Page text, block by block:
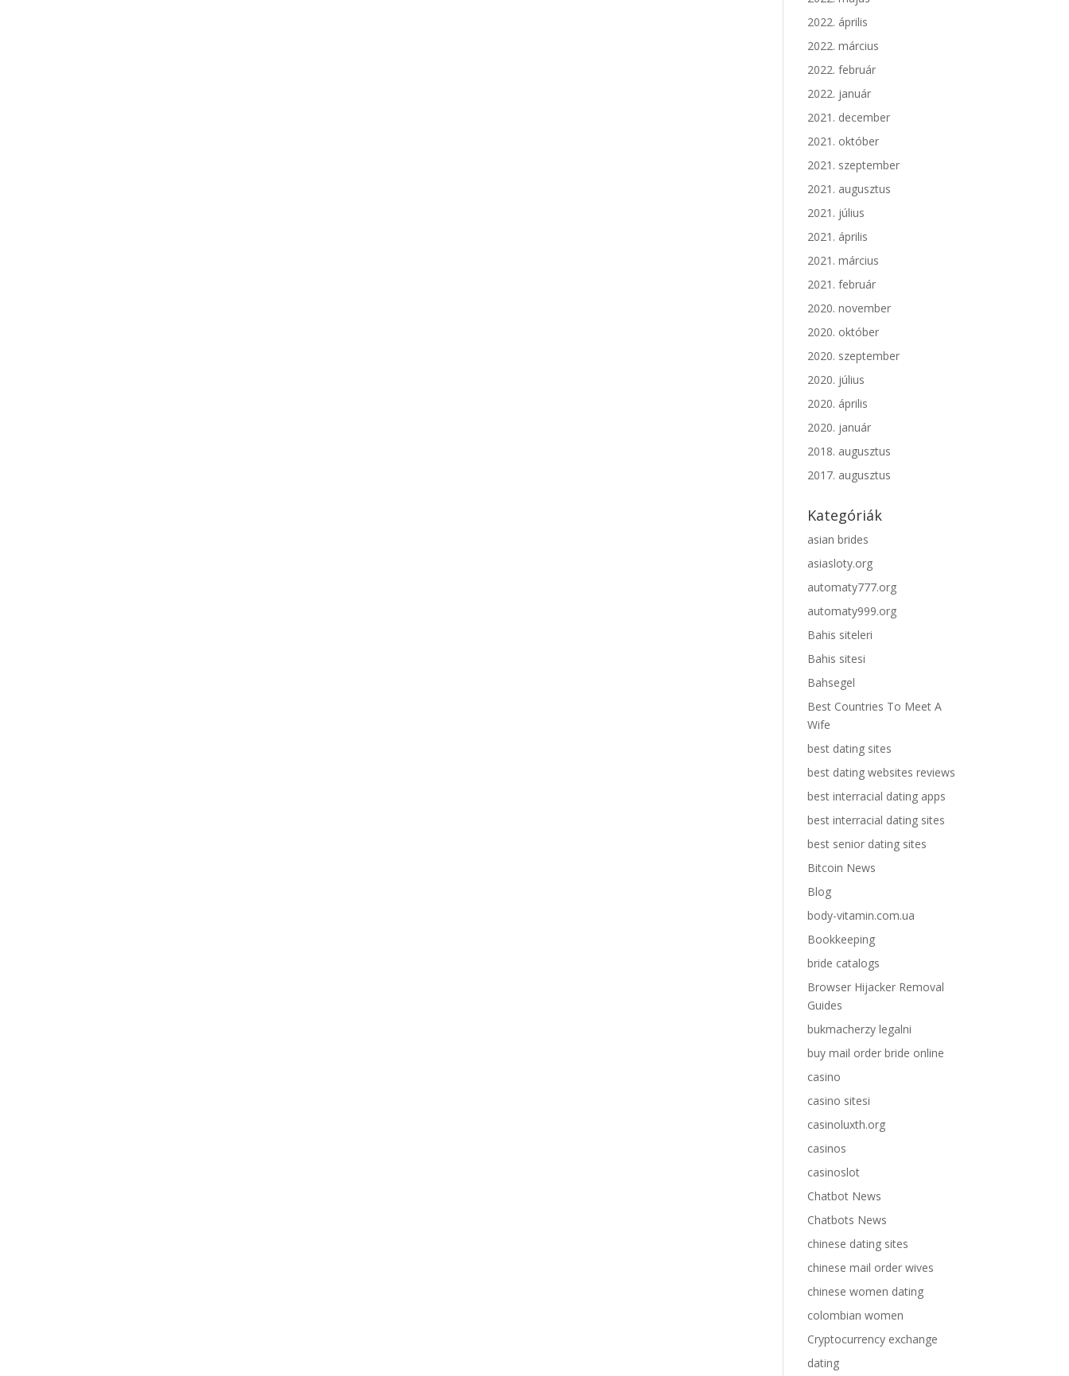
2022. április
2022. március
2022. február
2022. január
2021. december
2021. október
2021. szeptember
2021. augusztus
2021. július
2021. április
2021. március
2021. február
2020. november
2020. október
2020. szeptember
2020. július
2020. április
2020. január
2018. augusztus
2017. augusztus
Kategóriák
asian brides
asiasloty.org
automaty777.org
automaty999.org
Bahis siteleri
Bahis sitesi
Bahsegel
Best Countries To Meet A
Wife
best dating sites
best dating websites reviews
best interracial dating apps
best interracial dating sites
best senior dating sites
Bitcoin News
Blog
body-vitamin.com.ua
Bookkeeping
bride catalogs
Browser Hijacker Removal
Guides
bukmacherzy legalni
buy mail order bride online
casino
casino sitesi
casinoluxth.org
casinos
casinoslot
Chatbot News
Chatbots News
chinese dating sites
chinese mail order wives
chinese women dating
colombian women
Cryptocurrency exchange
dating